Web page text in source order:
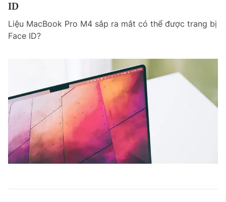
ID
Liệu MacBook Pro M4 sắp ra mắt có thể được trang bị
Face ID?